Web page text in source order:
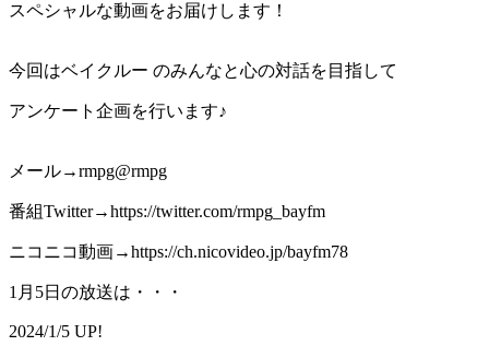
スペシャルな動画をお届けします！
今回はベイクルー のみんなと心の対話を目指して
アンケート企画を行います♪
メール→rmpg@rmpg
番組Twitter→https://twitter.com/rmpg_bayfm
ニコニコ動画→https://ch.nicovideo.jp/bayfm78
1月5日の放送は・・・
2024/1/5 UP!